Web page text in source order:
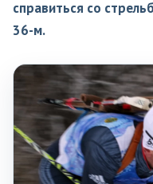
справиться со
36-м.